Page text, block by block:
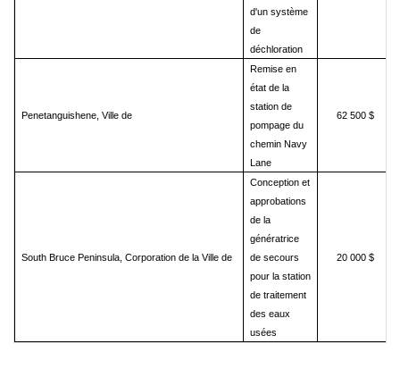
d'un système
de
déchloration
Penetanguishene, Ville de
Remise en
état de la
station de
pompage du
chemin Navy
Lane
62 500 $
South Bruce Peninsula, Corporation de la Ville de
Conception et
approbations
de la
génératrice
de secours
pour la station
de traitement
des eaux
usées
20 000 $